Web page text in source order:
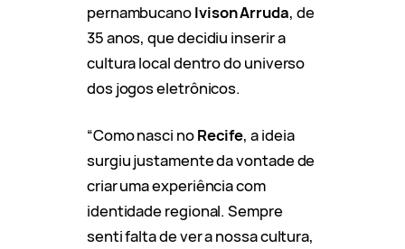
pernambucanoIvison Arruda, de
35 anos, que decidiu inserir a
cultura local dentro do universo
dos jogos eletrônicos.
“Como nasci noRecife, a ideia
surgiu justamente da vontade de
criar uma experiência com
identidade regional. Sempre
senti falta de ver a nossa cultura,